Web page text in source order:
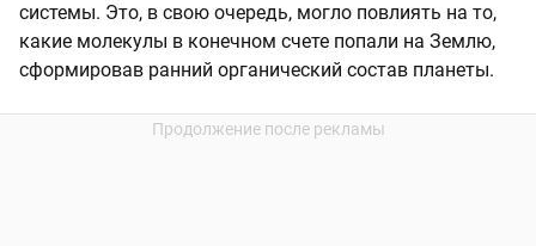
системы. Это, в свою очередь, могло повлиять на то,
какие молекулы в конечном счете попали на Землю,
сформировав ранний органический состав планеты.